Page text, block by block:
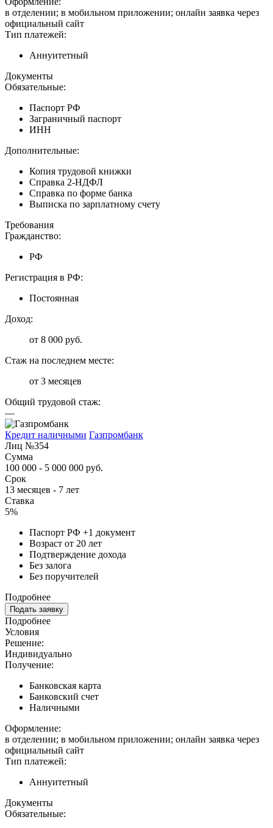
в отделении; в мобильном приложении; онлайн заявка через
официальный сайт
Тип платежей:
Аннуитетный
Документы
Обязательные:
Паспорт РФ
Заграничный паспорт
ИНН
Дополнительные:
Копия трудовой книжки
Справка 2-НДФЛ
Справка по форме банка
Выписка по зарплатному счету
Требования
Гражданство:
РФ
Регистрация в РФ:
Постоянная
Доход:
от 8 000 руб.
Стаж на последнем месте:
от 3 месяцев
Общий трудовой стаж:
—
Кредит наличными Газпромбанк
Лиц №354
Сумма
100 000 - 5 000 000 руб.
Срок
13 месяцев - 7 лет
Ставка
5%
Паспорт РФ +1 документ
Возраст от 20 лет
Подтверждение дохода
Без залога
Без поручителей
Подробнее
Подать заявку
Подробнее
Условия
Решение:
Индивидуально
Получение:
Банковская карта
Банковский счет
Наличными
Оформление:
в отделении; в мобильном приложении; онлайн заявка через
официальный сайт
Тип платежей:
Аннуитетный
Документы
Обязательные: